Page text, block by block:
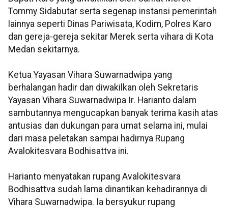
Tommy Sidabutar serta segenap instansi pemerintah
lainnya seperti Dinas Pariwisata, Kodim, Polres Karo
dan gereja-gereja sekitar Merek serta vihara di Kota
Medan sekitarnya.
Ketua Yayasan Vihara Suwarnadwipa yang
berhalangan hadir dan diwakilkan oleh Sekretaris
Yayasan Vihara Suwarnadwipa Ir. Harianto dalam
sambutannya mengucapkan banyak terima kasih atas
antusias dan dukungan para umat selama ini, mulai
dari masa peletakan sampai hadirnya Rupang
Avalokitesvara Bodhisattva ini.
Harianto menyatakan rupang Avalokitesvara
Bodhisattva sudah lama dinantikan kehadirannya di
Vihara Suwarnadwipa. Ia bersyukur rupang